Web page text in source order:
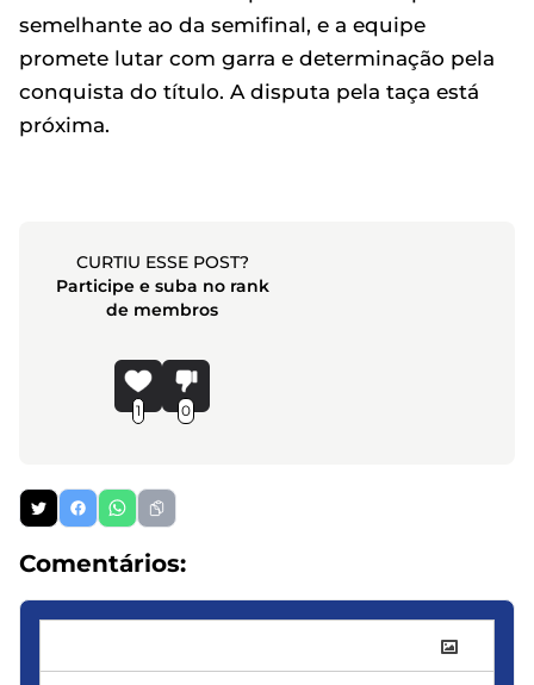
semelhante ao da semifinal, e a equipe
promete lutar com garra e determinação pela
conquista do título. A disputa pela taça está
próxima.
CURTIU ESSE POST?
Participe e suba no rank
de membros
1 0
Comentários: